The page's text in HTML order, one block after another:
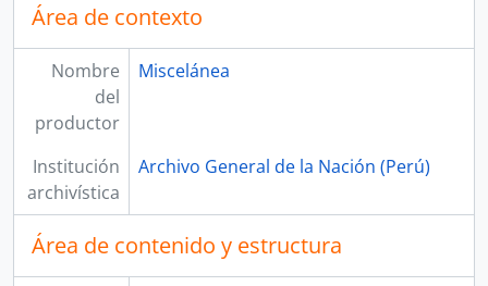
[Unidad documental simple] Correspondencia
[Unidad documental simple] Correspondencia
[Unidad documental simple] Correspondencia
[Unidad de instalación] CAJA 13
[Unidad de instalación] CAJA 14
[Unidad de instalación] CAJA 15
[Unidad de instalación] CAJA 16
[Unidad de instalación] CAJA 17
Área de contexto
Nombre
del
productor
Miscelánea
Institución
archivística
Archivo General de la Nación (Perú)
Área de contenido y estructura